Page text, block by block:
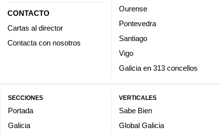
CONTACTO
Cartas al director
Contacta con nosotros
Ourense
Pontevedra
Santiago
Vigo
Galicia en 313 concellos
SECCIONES
Portada
Galicia
VERTICALES
Sabe Bien
Global Galicia